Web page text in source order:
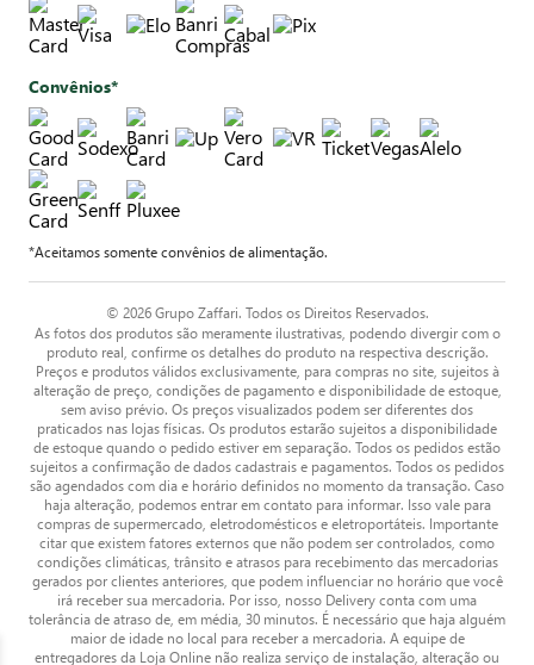
Convênios*
*Aceitamos somente convênios de alimentação.
© 2026 Grupo Zaffari. Todos os Direitos Reservados.
As fotos dos produtos são meramente ilustrativas, podendo divergir com o
produto real, confirme os detalhes do produto na respectiva descrição.
Preços e produtos válidos exclusivamente, para compras no site, sujeitos à
alteração de preço, condições de pagamento e disponibilidade de estoque,
sem aviso prévio. Os preços visualizados podem ser diferentes dos
praticados nas lojas físicas. Os produtos estarão sujeitos a disponibilidade
de estoque quando o pedido estiver em separação. Todos os pedidos estão
sujeitos a confirmação de dados cadastrais e pagamentos. Todos os pedidos
são agendados com dia e horário definidos no momento da transação. Caso
haja alteração, podemos entrar em contato para informar. Isso vale para
compras de supermercado, eletrodomésticos e eletroportáteis. Importante
citar que existem fatores externos que não podem ser controlados, como
condições climáticas, trânsito e atrasos para recebimento das mercadorias
gerados por clientes anteriores, que podem influenciar no horário que você
irá receber sua mercadoria. Por isso, nosso Delivery conta com uma
tolerância de atraso de, em média, 30 minutos. É necessário que haja alguém
maior de idade no local para receber a mercadoria. A equipe de
entregadores da Loja Online não realiza serviço de instalação, alteração ou